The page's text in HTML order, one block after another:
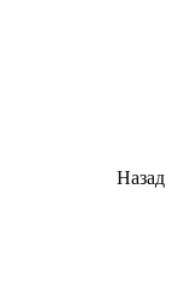
Назад